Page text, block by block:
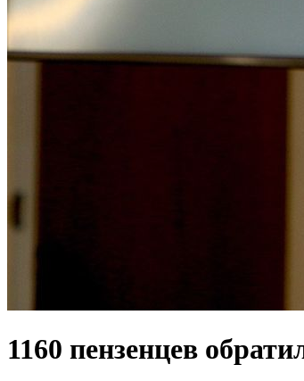
1160 пензенцев